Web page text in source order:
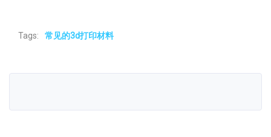
Tags: 常见的3d打印材料